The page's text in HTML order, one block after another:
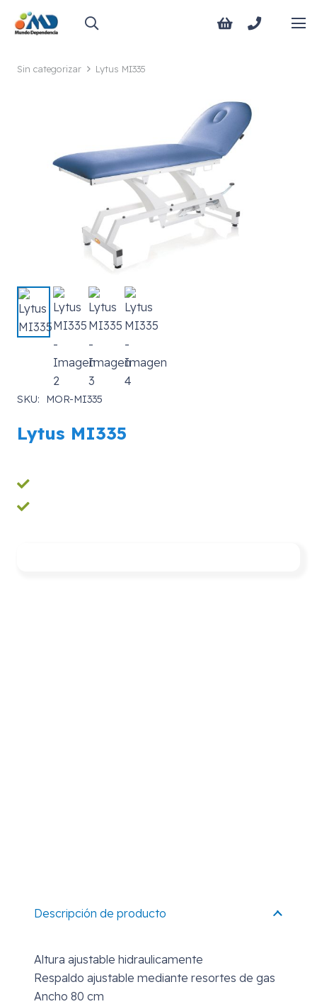
Sin categorizar Lytus MI335
SKU: MOR-MI335
Lytus MI335
Descripción de producto
Altura ajustable hidraulicamente
Respaldo ajustable mediante resortes de gas
Ancho 80 cm